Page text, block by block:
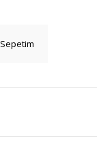
Sepetim